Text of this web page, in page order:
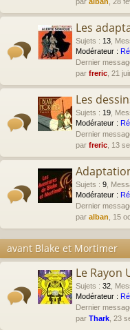
Les
Sujets : 13
Modérateur :
Dernier
par freric , 21
Les
Sujets : 19
Modérateur :
Dernier
par freric , 13
Sujets : 9
Modérateur :
Dernier
par alban , 15
avant Blake et Mortimer
Le Rayon
Sujets : 32
Modérateur :
Dernier
par Thark , 23